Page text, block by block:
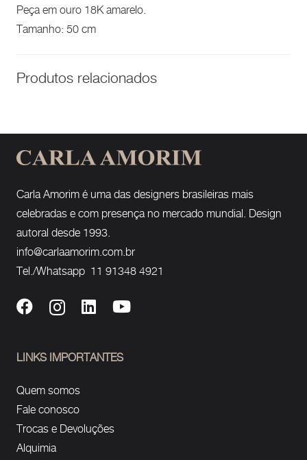
Peça em ouro 18K amarelo.
Tamanho: 50 cm
Produtos relacionados
Carla Amorim é uma das designers brasileiras mais
celebradas e com presença no mercado mundial. Design
autoral desde 1993.
info@carlaamorim.com.br
Tel./Whatsapp 11 91348 4921
LINKS IMPORTANTES
Quem somos
Fale conosco
Trocas e Devoluções
Alquimia